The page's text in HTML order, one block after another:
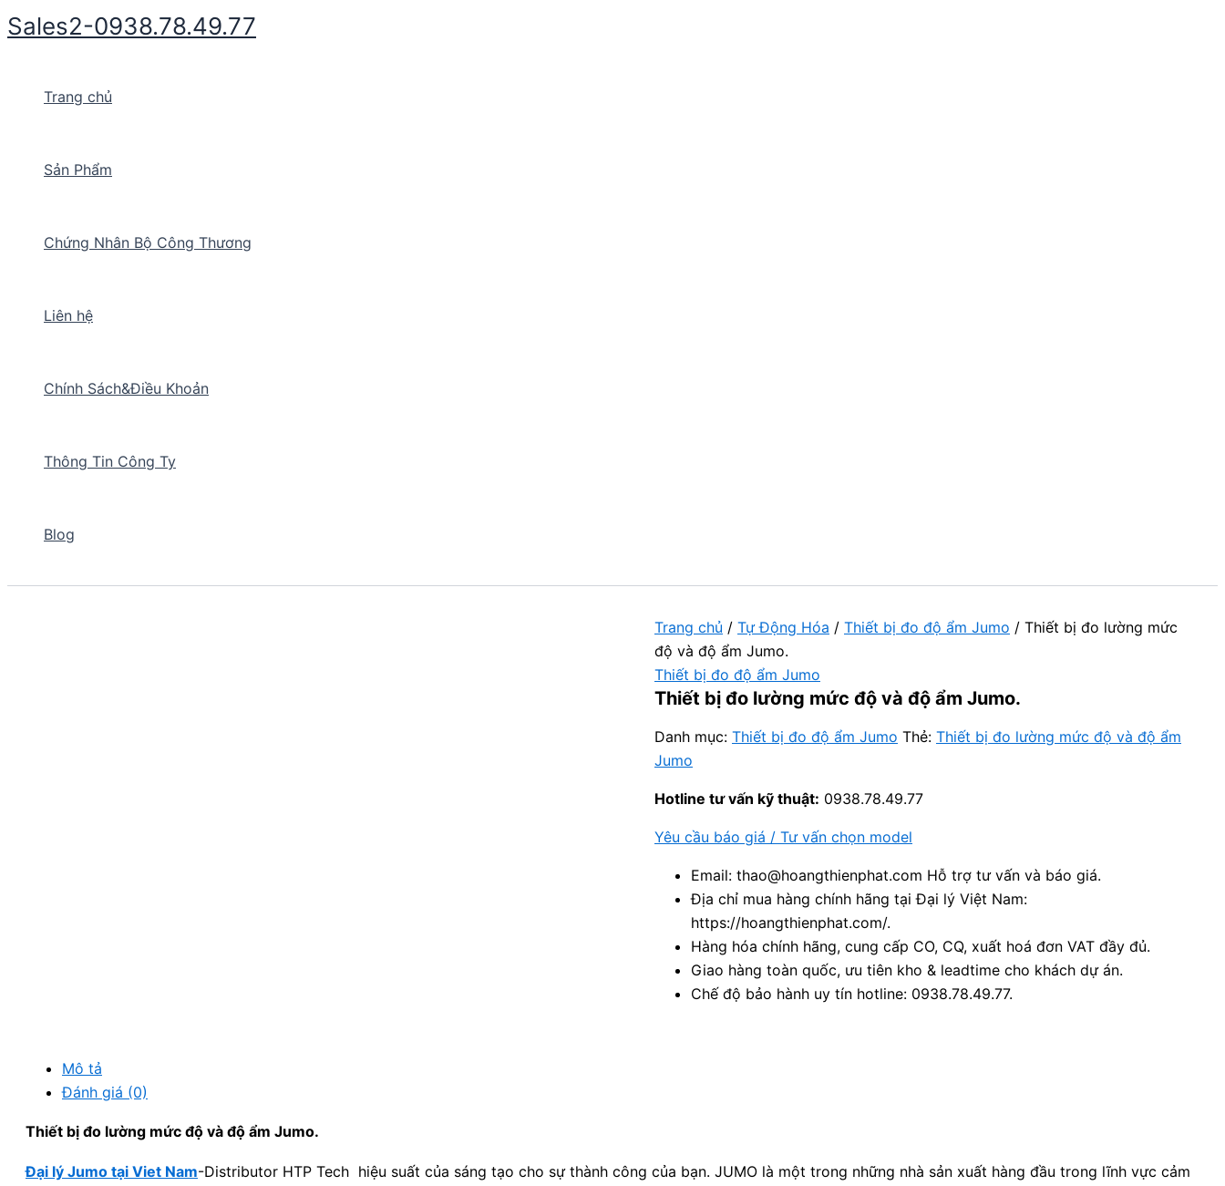
Nhảy
tới
Sales2-0938.78.49.77
Trang chủ
Sản Phẩm
Chứng Nhân Bộ Công Thương
Liên hệ
Chính Sách&Điều Khoản
Thông Tin Công Ty
Blog
Trang chủ / Tự Động Hóa / Thiết bị đo độ ẩm Jumo / Thiết bị đo lường mức
độ và độ ẩm Jumo.
Thiết bị đo độ ẩm Jumo
Thiết bị đo lường mức độ và độ ẩm Jumo.
Danh mục: Thiết bị đo độ ẩm Jumo Thẻ: Thiết bị đo lường mức độ và độ ẩm
Jumo
Hotline tư vấn kỹ thuật: 0938.78.49.77
Yêu cầu báo giá / Tư vấn chọn model
Email: thao@hoangthienphat.com Hỗ trợ tư vấn và báo giá.
Địa chỉ mua hàng chính hãng tại Đại lý Việt Nam:
https://hoangthienphat.com/.
Hàng hóa chính hãng, cung cấp CO, CQ, xuất hoá đơn VAT đầy đủ.
Giao hàng toàn quốc, ưu tiên kho & leadtime cho khách dự án.
Chế độ bảo hành uy tín hotline: 0938.78.49.77.
Mô tả
Đánh giá (0)
Thiết bị đo lường mức độ và độ ẩm Jumo.
Đại lý Jumo tại Viet Nam-Distributor HTP Tech hiệu suất của sáng tạo cho sự thành công của bạn. JUMO là một trong những nhà sản xuất hàng đầu trong lĩnh vực cảm